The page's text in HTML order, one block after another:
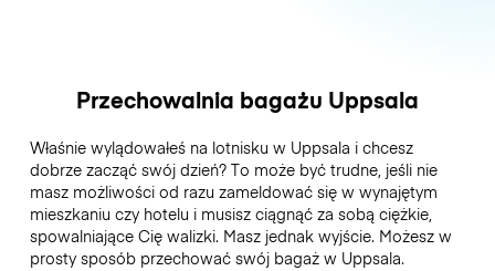
Przechowalnia bagażu Uppsala
Właśnie wylądowałeś na lotnisku w Uppsala i chcesz
dobrze zacząć swój dzień? To może być trudne, jeśli nie
masz możliwości od razu zameldować się w wynajętym
mieszkaniu czy hotelu i musisz ciągnąć za sobą ciężkie,
spowalniające Cię walizki. Masz jednak wyjście. Możesz w
prosty sposób przechować swój bagaż w Uppsala.